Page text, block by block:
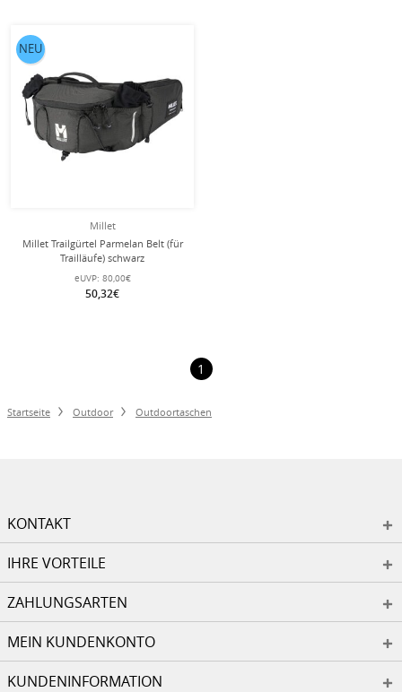
Millet
Millet Trailgürtel Parmelan Belt (für
Trailläufe) schwarz
eUVP: 80,00€
50,32€
NEU
1
Startseite Outdoor Outdoortaschen
KONTAKT
IHRE VORTEILE
ZAHLUNGSARTEN
MEIN KUNDENKONTO
KUNDENINFORMATION